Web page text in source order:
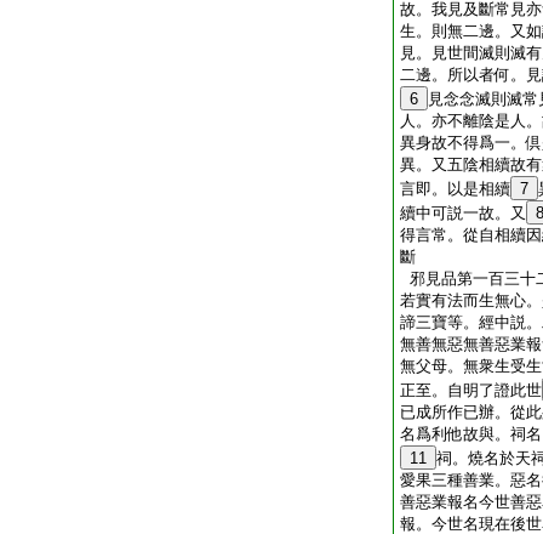
故。我見及斷常見
生。則無二邊。又
見。見世間滅則滅
二邊。所以者何。
6
見念念滅則滅
人。亦不離陰是人
異身故不得爲一。
異。又五陰相續故
言即。以是相續 7
續中可説一故。又
8
得言常。從自相續
斷
邪見品第一百三十
若實有法而生無心
諦三寶等。經中説
無善無惡無善惡業
無父母。無衆生受
正至。自明了證此世
已成所作已辦。從
名爲利他故與。祠
11 祠。燒名於天
愛果三種善業。惡
善惡業報名今世善
報。今世名現在後